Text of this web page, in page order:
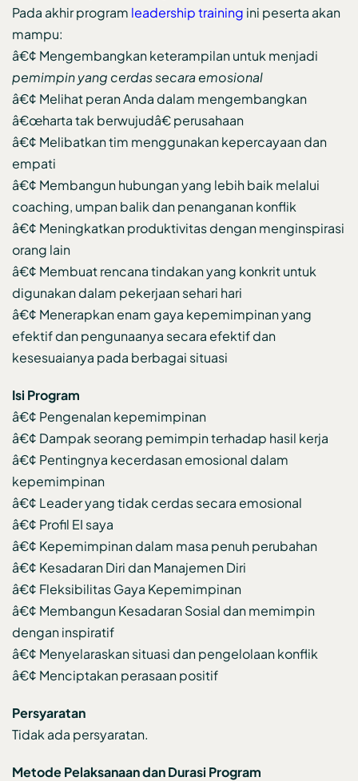
Pada akhir program leadership training ini peserta akan
mampu:
â€¢ Mengembangkan keterampilan untuk menjadi
pemimpin yang cerdas secara emosional
â€¢ Melihat peran Anda dalam mengembangkan
â€œharta tak berwujudâ€ perusahaan
â€¢ Melibatkan tim menggunakan kepercayaan dan
empati
â€¢ Membangun hubungan yang lebih baik melalui
coaching, umpan balik dan penanganan konflik
â€¢ Meningkatkan produktivitas dengan menginspirasi
orang lain
â€¢ Membuat rencana tindakan yang konkrit untuk
digunakan dalam pekerjaan sehari hari
â€¢ Menerapkan enam gaya kepemimpinan yang
efektif dan pengunaanya secara efektif dan
kesesuaianya pada berbagai situasi
Isi Program
â€¢ Pengenalan kepemimpinan
â€¢ Dampak seorang pemimpin terhadap hasil kerja
â€¢ Pentingnya kecerdasan emosional dalam
kepemimpinan
â€¢ Leader yang tidak cerdas secara emosional
â€¢ Profil EI saya
â€¢ Kepemimpinan dalam masa penuh perubahan
â€¢ Kesadaran Diri dan Manajemen Diri
â€¢ Fleksibilitas Gaya Kepemimpinan
â€¢ Membangun Kesadaran Sosial dan memimpin
dengan inspiratif
â€¢ Menyelaraskan situasi dan pengelolaan konflik
â€¢ Menciptakan perasaan positif
Persyaratan
Tidak ada persyaratan.
Metode Pelaksanaan dan Durasi Program